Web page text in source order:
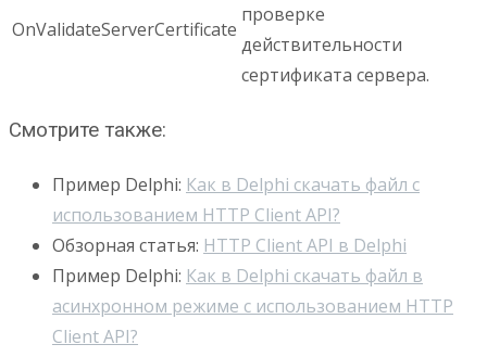
OnValidateServerCertificate
проверке
действительности
сертификата сервера.
Смотрите также:
Пример Delphi: Как в Delphi скачать файл с
использованием HTTP Client API?
Обзорная статья: HTTP Client API в Delphi
Пример Delphi: Как в Delphi скачать файл в
асинхронном режиме с использованием HTTP
Client API?